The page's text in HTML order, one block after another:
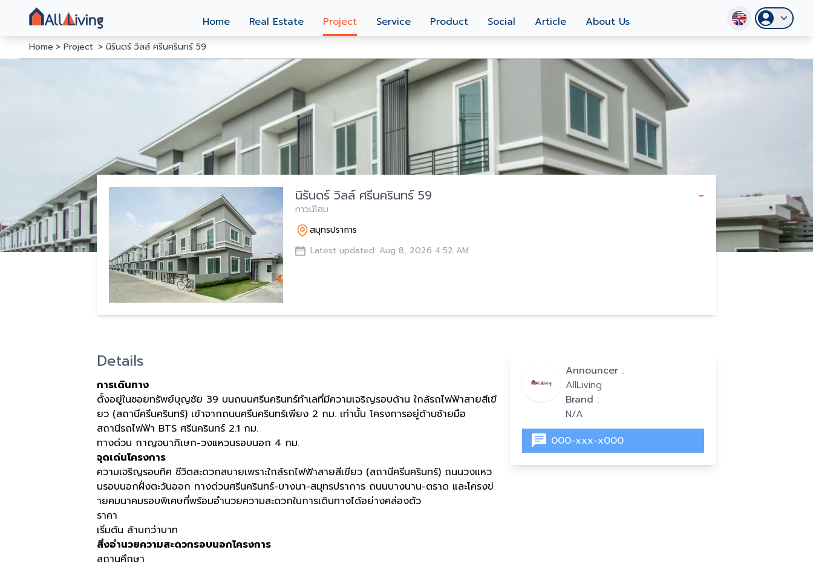
Home Real Estate Project Service Product Social Article About Us
Home Project นิรันดร์ วิลล์ ศรีนครินทร์ 59
-
นิรันดร์ วิลล์ ศรีนครินทร์ 59
ทาวน์โฮม
สมุทรปราการ
Latest updated: Aug 8, 2026 4:52 AM
Details
การเดินทาง
ตั้งอยู่ในซอยทรัพย์บุญชัย 39 บนถนนศรีนครินทร์ทำเลที่มีความเจริญรอบด้าน ใกล้รถไฟฟ้าสายสีเขี
ยว (สถานีศรีนครินทร์) เข้าจากถนนศรีนครินทร์เพียง 2 กม. เท่านั้น โครงการอยู่ด้านซ้ายมือ
สถานีรถไฟฟ้า BTS​ ศรีนครินทร์ 2.1 กม.
ทางด่วน กาญจนาภิเษก-วงแหวนรอบนอก 4​ กม.
จุดเด่นโครงการ
ความเจริญรอบทิศ ชีวิตสะดวกสบายเพราะใกล้รถไฟฟ้าสายสีเขียว (สถานีศรีนครินทร์) ถนนวงแหว
นรอบนอกฝั่งตะวันออก ทางด่วนศรีนครินทร์-บางนา-สมุทรปราการ ถนนบางนาน-ตราด และโครงข่
ายคมนาคมรอบพิเศษที่พร้อมอำนวยความสะดวกในการเดินทางได้อย่างคล่องตัว
ราคา
เริ่มต้น ล้านกว่าบาท
สิ่งอำนวยความสะดวกรอบนอกโครงการ
สถานศึกษา
Announcer :
AllLiving
Brand :
N/A
000-xxx-x000